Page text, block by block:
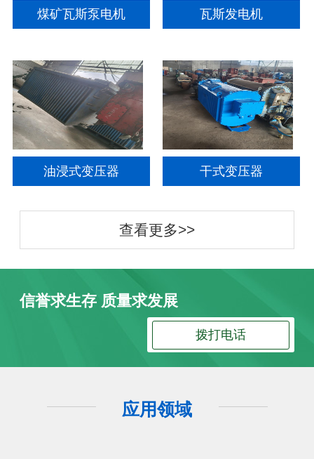
煤矿瓦斯泵电机 瓦斯发电机
油浸式变压器 干式变压器
查看更多>>
信誉求生存 质量求发展
拨打电话
应用领域